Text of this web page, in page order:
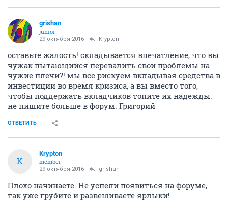
grishan
junior
29 октября 2016 Krypton
оставьте жалость! складывается впечатление, что вы
чужак пытающийся перевалить свои проблемы на
чужие плечи?! мы все рискуем вкладывая средства в
инвестиции во время кризиса, а вы вместо того,
чтобы поддержать вкладчиков топите их надежды.
не пишите больше в форум. Григорий
ОТВЕТИТЬ
K
Krypton
member
29 октября 2016 grishan
Плохо начинаете. Не успели появиться на форуме,
так уже грубите и развешиваете ярлыки!